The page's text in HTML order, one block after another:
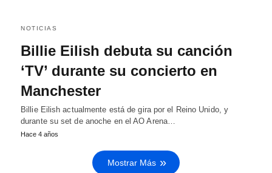
NOTICIAS
Billie Eilish debuta su canción
‘TV’ durante su concierto en
Manchester
Billie Eilish actualmente está de gira por el Reino Unido, y
durante su set de anoche en el AO Arena…
Hace 4 años
Mostrar Más